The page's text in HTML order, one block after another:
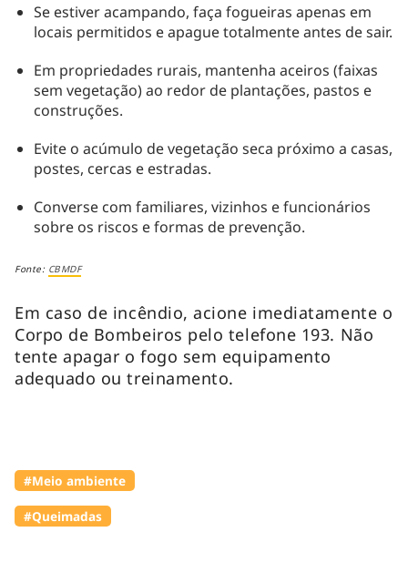
Se estiver acampando, faça fogueiras apenas em
locais permitidos e apague totalmente antes de sair.
Em propriedades rurais, mantenha aceiros (faixas
sem vegetação) ao redor de plantações, pastos e
construções.
Evite o acúmulo de vegetação seca próximo a casas,
postes, cercas e estradas.
Converse com familiares, vizinhos e funcionários
sobre os riscos e formas de prevenção.
Fonte: CBMDF
Em caso de incêndio, acione imediatamente o
Corpo de Bombeiros pelo telefone 193. Não
tente apagar o fogo sem equipamento
adequado ou treinamento.
#Meio ambiente
#Queimadas